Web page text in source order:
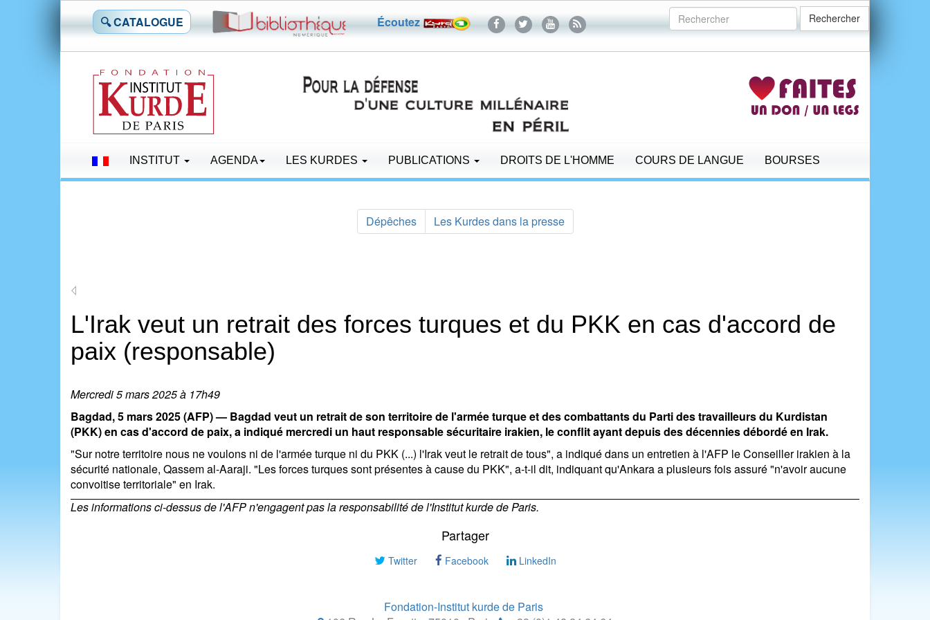
🔍 CATALOGUE Écoutez Rechercher
INSTITUT AGENDA LES KURDES PUBLICATIONS DROITS DE L'HOMME COURS DE LANGUE BOURSES
Dépêches Les Kurdes dans la presse
L'Irak veut un retrait des forces turques et du PKK en cas d'accord de
paix (responsable)
Mercredi 5 mars 2025 à 17h49
Bagdad, 5 mars 2025 (AFP) — Bagdad veut un retrait de son territoire de l'armée turque et des combattants du Parti des travailleurs du Kurdistan
(PKK) en cas d'accord de paix, a indiqué mercredi un haut responsable sécuritaire irakien, le conflit ayant depuis des décennies débordé en Irak.
"Sur notre territoire nous ne voulons ni de l'armée turque ni du PKK (...) l'Irak veut le retrait de tous", a indiqué dans un entretien à l'AFP le Conseiller irakien à la
sécurité nationale, Qassem al-Aaraji. "Les forces turques sont présentes à cause du PKK", a-t-il dit, indiquant qu'Ankara a plusieurs fois assuré "n'avoir aucune
convoitise territoriale" en Irak.
Les informations ci-dessus de l'AFP n'engagent pas la responsabilité de l'Institut kurde de Paris.
Partager
Twitter Facebook LinkedIn
Fondation-Institut kurde de Paris